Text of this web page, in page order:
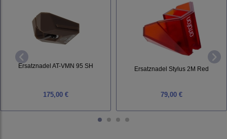
Ersatznadel AT-VMN 95 SH
175,00 €
Ersatznadel Stylus 2M Red
79,00 €